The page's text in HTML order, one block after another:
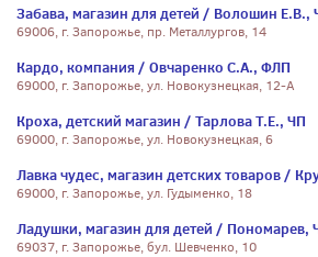
Забава, магазин для детей / Волошин Е.В.,
69006, г. Запорожье, пр. Металлургов, 14
Кардо, компания / Овчаренко С.А., ФЛП
69000, г. Запорожье, ул. Новокузнецкая, 12-А
Кроха, детский магазин / Тарлова Т.Е., ЧП
69000, г. Запорожье, ул. Новокузнецкая, 6
Лавка чудес, магазин детских товаров /
69000, г. Запорожье, ул. Гудыменко, 18
Ладушки, магазин для детей / Пономарев,
69037, г. Запорожье, бул. Шевченко, 10